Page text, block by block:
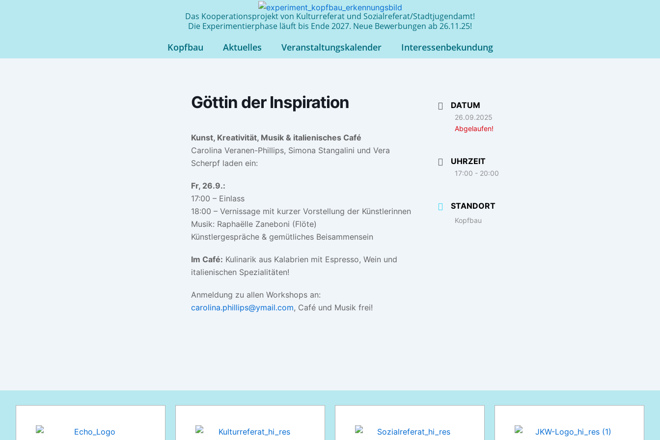
Das Kooperationsprojekt von Kulturreferat und Sozialreferat/Stadtjugendamt!
Die Experimentierphase läuft bis Ende 2027. Neue Bewerbungen ab 26.11.25!
Kopfbau Aktuelles Veranstaltungskalender Interessenbekundung
Göttin der Inspiration
Kunst, Kreativität, Musik & italienisches Café
Carolina Veranen-Phillips, Simona Stangalini und Vera
Scherpf laden ein:
Fr, 26.9.:
17:00 – Einlass
18:00 – Vernissage mit kurzer Vorstellung der Künstlerinnen
Musik: Raphaëlle Zaneboni (Flöte)
Künstlergespräche & gemütliches Beisammensein
Im Café: Kulinarik aus Kalabrien mit Espresso, Wein und
italienischen Spezialitäten!
Anmeldung zu allen Workshops an:
carolina.phillips@ymail.com, Café und Musik frei!
DATUM
26.09.2025
Abgelaufen!
UHRZEIT
17:00 - 20:00
STANDORT
Kopfbau